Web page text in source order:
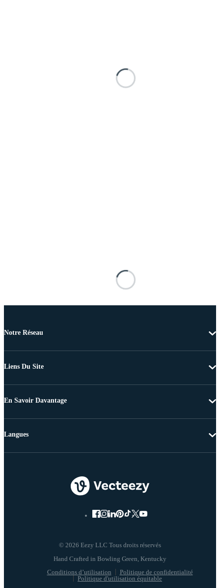
Notre Réseau
Liens Du Site
En Savoir Davantage
© 2026 Eezy LLC Tous droits réservés
Conditions d’utilisation
Politique de confidentialité
Politique d'utilisation équitable
Langues